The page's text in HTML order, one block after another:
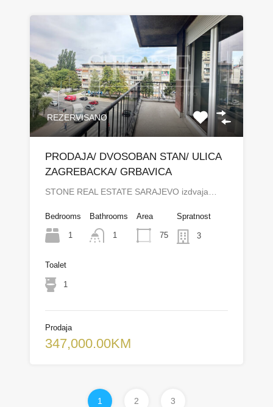
REZERVISANO
PRODAJA/ DVOSOBAN STAN/ ULICA
ZAGREBACKA/ GRBAVICA
STONE REAL ESTATE SARAJEVO izdvaja…
Bedrooms
1
Bathrooms
1
Area
75
Spratnost
3
Toalet
1
Prodaja
347,000.00KM
1 2 3